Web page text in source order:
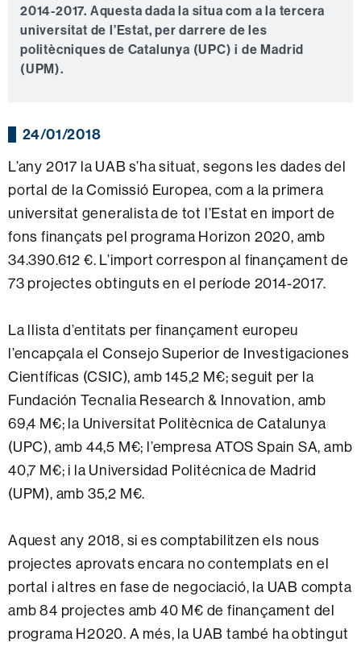
2014-2017. Aquesta dada la situa com a la tercera
universitat de l’Estat, per darrere de les
politècniques de Catalunya (UPC) i de Madrid
(UPM).
24/01/2018
L’any 2017 la UAB s’ha situat, segons les dades del
portal de la Comissió Europea, com a la primera
universitat generalista de tot l’Estat en import de
fons finançats pel programa Horizon 2020, amb
34.390.612 €. L’import correspon al finançament de
73 projectes obtinguts en el període 2014-2017.
La llista d’entitats per finançament europeu
l’encapçala el Consejo Superior de Investigaciones
Científicas (CSIC), amb 145,2 M€; seguit per la
Fundación Tecnalia Research & Innovation, amb
69,4 M€; la Universitat Politècnica de Catalunya
(UPC), amb 44,5 M€; l’empresa ATOS Spain SA, amb
40,7 M€; i la Universidad Politécnica de Madrid
(UPM), amb 35,2 M€.
Aquest any 2018, si es comptabilitzen els nous
projectes aprovats encara no contemplats en el
portal i altres en fase de negociació, la UAB compta
amb 84 projectes amb 40 M€ de finançament del
programa H2020. A més, la UAB també ha obtingut